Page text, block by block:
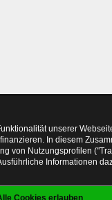
unserer
In diesem
von Nutzungsprofilen
Informationen
Cookies erlauben